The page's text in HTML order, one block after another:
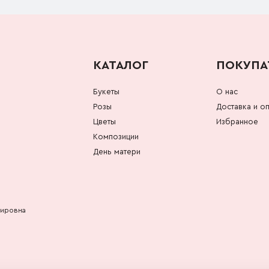
КАТАЛОГ
Букеты
Розы
Цветы
Композиции
День матери
О нас
Доставка и
Избранное